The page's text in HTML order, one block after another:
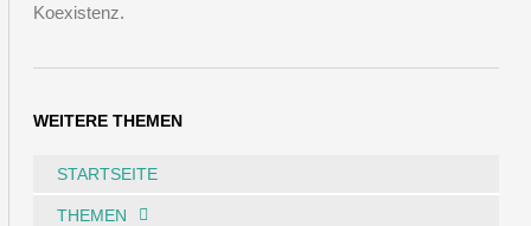
Koexistenz.
WEITERE THEMEN
STARTSEITE
THEMEN